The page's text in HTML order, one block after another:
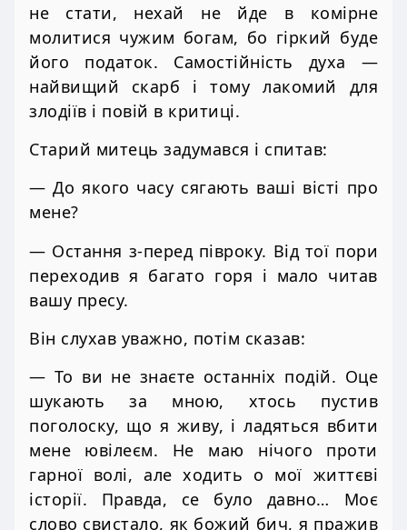
не стати, нехай не йде в комірне
молитися чужим богам, бо гіркий буде
його податок. Самостійність духа —
найвищий скарб і тому лакомий для
злодіїв і повій в критиці.
Старий митець задумався і спитав:
— До якого часу сягають ваші вісті про
мене?
— Остання з-перед півроку. Від тої пори
переходив я багато горя і мало читав
вашу пресу.
Він слухав уважно, потім сказав:
— То ви не знаєте останніх подій. Оце
шукають за мною, хтось пустив
поголоску, що я живу, і ладяться вбити
мене ювілеєм. Не маю нічого проти
гарної волі, але ходить о мої життєві
історії. Правда, се було давно… Моє
слово свистало, як божий бич, я пражив